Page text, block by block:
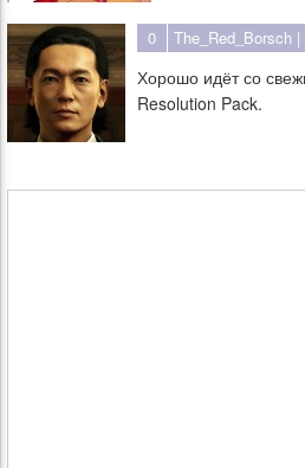
0 The_Red_Borsch |
Хорошо идёт со
Resolution Pack.